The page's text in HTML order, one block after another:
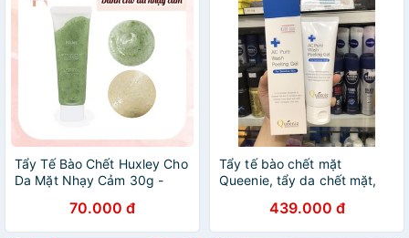
Tẩy Tế Bào Chết Huxley Cho
Da Mặt Nhạy Cảm 30g -
70.000 đ
Tẩy tế bào chết mặt
Queenie, tẩy da chết mặt,
dầu mụn Queenie Ac Pure
100ml
439.000 đ